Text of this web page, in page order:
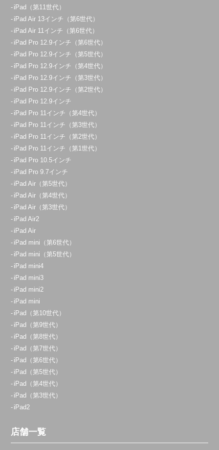
アクセス
朝霞店
定休日：年中無休
080-3365-9909
アクセス
久喜菖蒲店
10：00～21：00
年中無休
070-1271-7186
アクセス
大宮店
11:00～20:00
定休日：
不定休
070-9090-1621
11:00～20:00
定休日：不定休
070-9054-8742
アクセス
横浜店
11:00～20:00
0800-800-5919
iPad（第11世代）
iPad Air 13インチ（第6世代）
iPad Air 11インチ（第6世代）
iPad Pro 12.9インチ（第6世代）
iPad Pro 12.9インチ（第5世代）
iPad Pro 12.9インチ（第4世代）
iPad Pro 12.9インチ（第3世代）
iPad Pro 12.9インチ（第2世代）
iPad Pro 12.9インチ
iPad Pro 11インチ（第4世代）
iPad Pro 11インチ（第3世代）
iPad Pro 11インチ（第2世代）
iPad Pro 11インチ（第1世代）
iPad Pro 10.5インチ
iPad Pro 9.7インチ
iPad Air（第5世代）
iPad Air（第4世代）
iPad Air（第3世代）
iPad Air2
iPad Air
iPad mini（第6世代）
iPad mini（第5世代）
iPad mini4
iPad mini3
iPad mini2
iPad mini
iPad（第10世代）
iPad（第9世代）
iPad（第8世代）
iPad（第7世代）
iPad（第6世代）
iPad（第5世代）
iPad（第4世代）
iPad（第3世代）
iPad2
店舗一覧